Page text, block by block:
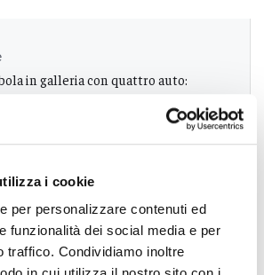
i cookie
per personalizzare contenuti ed
funzionalità dei social media e per
traffico. Condividiamo inoltre
in galleria con quattro auto:
Auditorium Zambra domenica lo
non soffre d’insonnia”